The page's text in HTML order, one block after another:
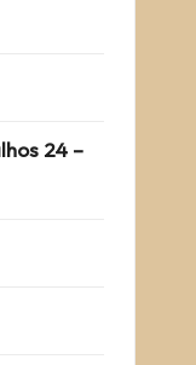
24 –